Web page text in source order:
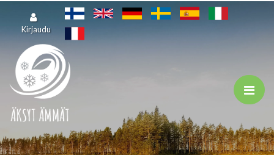
Siirry pääsisältöön
Kirjaudu